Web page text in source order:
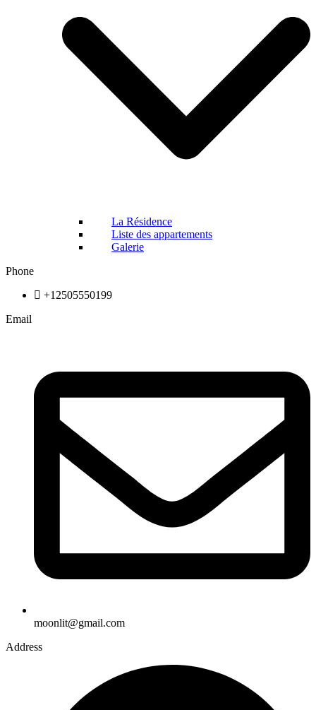
La Résidence
Liste des appartements
Galerie
Phone
+12505550199
Email
moonlit@gmail.com
Address